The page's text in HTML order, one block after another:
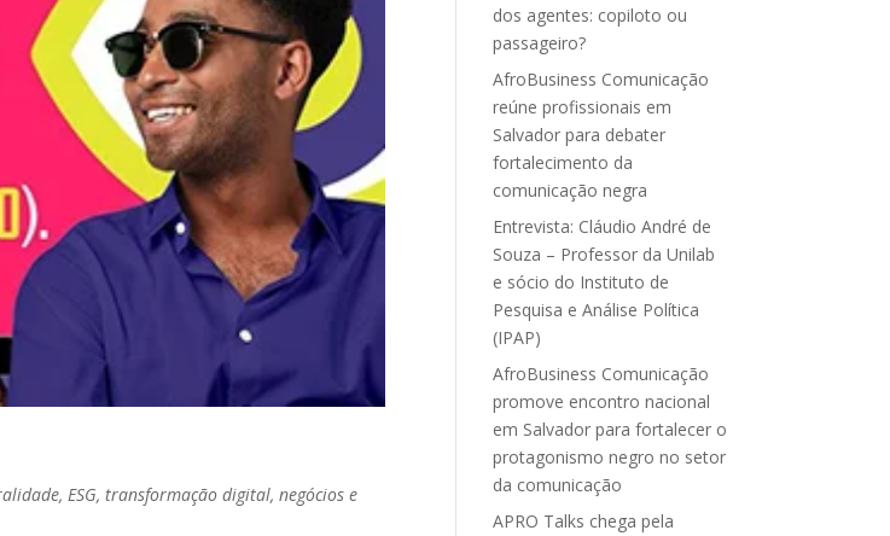
ESG, transformação digital, negócios e
dos agentes: copiloto ou
passageiro?
AfroBusiness Comunicação
reúne profissionais em
Salvador para debater
fortalecimento da
comunicação negra
Entrevista: Cláudio André de
Souza – Professor da Unilab
e sócio do Instituto de
Pesquisa e Análise Política
(IPAP)
AfroBusiness Comunicação
promove encontro nacional
em Salvador para fortalecer o
protagonismo negro no setor
da comunicação
APRO Talks chega pela